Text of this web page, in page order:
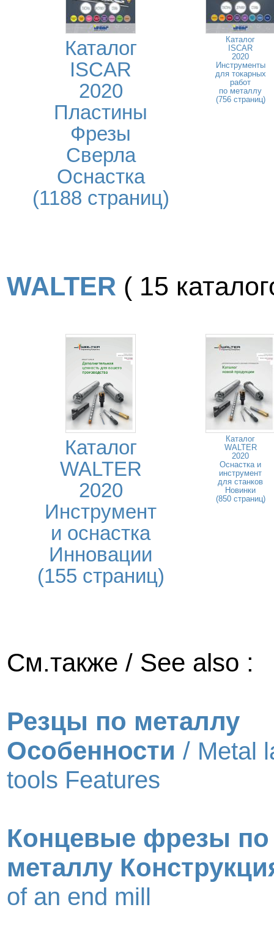
Каталог
ISCAR
2020
Пластины
Фрезы
Сверла
Оснастка
(1188 страниц)
Каталог
ISCAR
2020
Инструменты
для токарных
работ
по металлу
(756 страниц)
WALTER ( 15
Каталог
WALTER
2020
Инструмент
и оснастка
Инновации
(155 страниц)
Каталог
WALTER
2020
Оснастка и
инструмент
для станков
Новинки
(850 страниц)
См.также / See also :
Резцы по металлу
Особенности / Metal
tools Features
Концевые фрезы по
металлу
of an end mill